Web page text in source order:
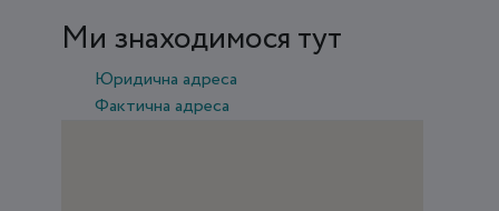
Ми знаходимося тут
Юридична адреса
Фактична адреса